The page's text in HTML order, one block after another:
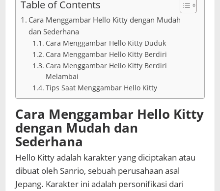
Table of Contents
Cara Menggambar Hello Kitty dengan Mudah
dan Sederhana
Cara Menggambar Hello Kitty Duduk
Cara Menggambar Hello Kitty Berdiri
Cara Menggambar Hello Kitty Berdiri
Melambai
Tips Saat Menggambar Hello Kitty
Cara Menggambar Hello Kitty
dengan Mudah dan
Sederhana
Hello Kitty adalah karakter yang diciptakan atau
dibuat oleh Sanrio, sebuah perusahaan asal
Jepang. Karakter ini adalah personifikasi dari